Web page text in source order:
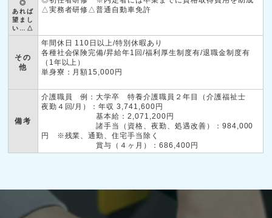
◎
あれば
望まし
い…△
△実務者研修△普通自動車免許
その
他
年間休日 110日以上/特別休暇あり
各種社会保険完備/昇給年1回/福利厚生制度有/退職金制度有
（1年以上）
単身寮：月額15,000円
備考
介護職員 例：大学卒 特養介護職員２年目（介護福祉士
夜勤４回/月）：年収 3,741,600円
基本給：2,071,200円
諸手当（資格、夜勤、処遇改善）：984,000
円 ※残業、通勤、住宅手当除く
賞与（４ヶ月）：686,400円